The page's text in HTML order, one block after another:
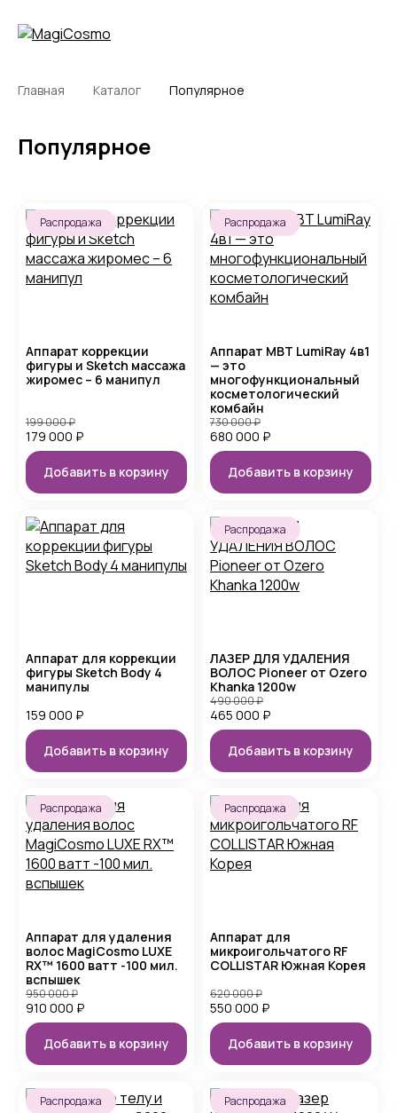
Главная Каталог Популярное
Популярное
Распродажа
Аппарат коррекции
фигуры и Sketch массажа
жиромес – 6 манипул
179 000 ₽
199 000₽
Добавить в корзину
Распродажа
Аппарат MBT LumiRay 4в1
— это
многофункциональный
косметологический
комбайн
680 000 ₽
730 000₽
Добавить в корзину
Аппарат для коррекции
фигуры Sketch Body 4
манипулы
159 000 ₽
Добавить в корзину
Распродажа
ЛАЗЕР ДЛЯ УДАЛЕНИЯ
ВОЛОС Pioneer от Ozero
Khanka 1200w
465 000 ₽
490 000₽
Добавить в корзину
Распродажа
Аппарат для удаления
волос MagiCosmo LUXE
RX™ 1600 ватт -100 мил.
вспышек
910 000 ₽
950 000₽
Добавить в корзину
Распродажа
Аппарат для
микроигольчатого RF
COLLISTAR Южная Корея
550 000 ₽
620 000₽
Добавить в корзину
Распродажа Распродажа